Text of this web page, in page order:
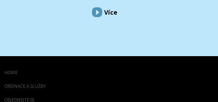
Více
HOME
ORDINACE A SLUŽBY
OBJEDNEJTE SE